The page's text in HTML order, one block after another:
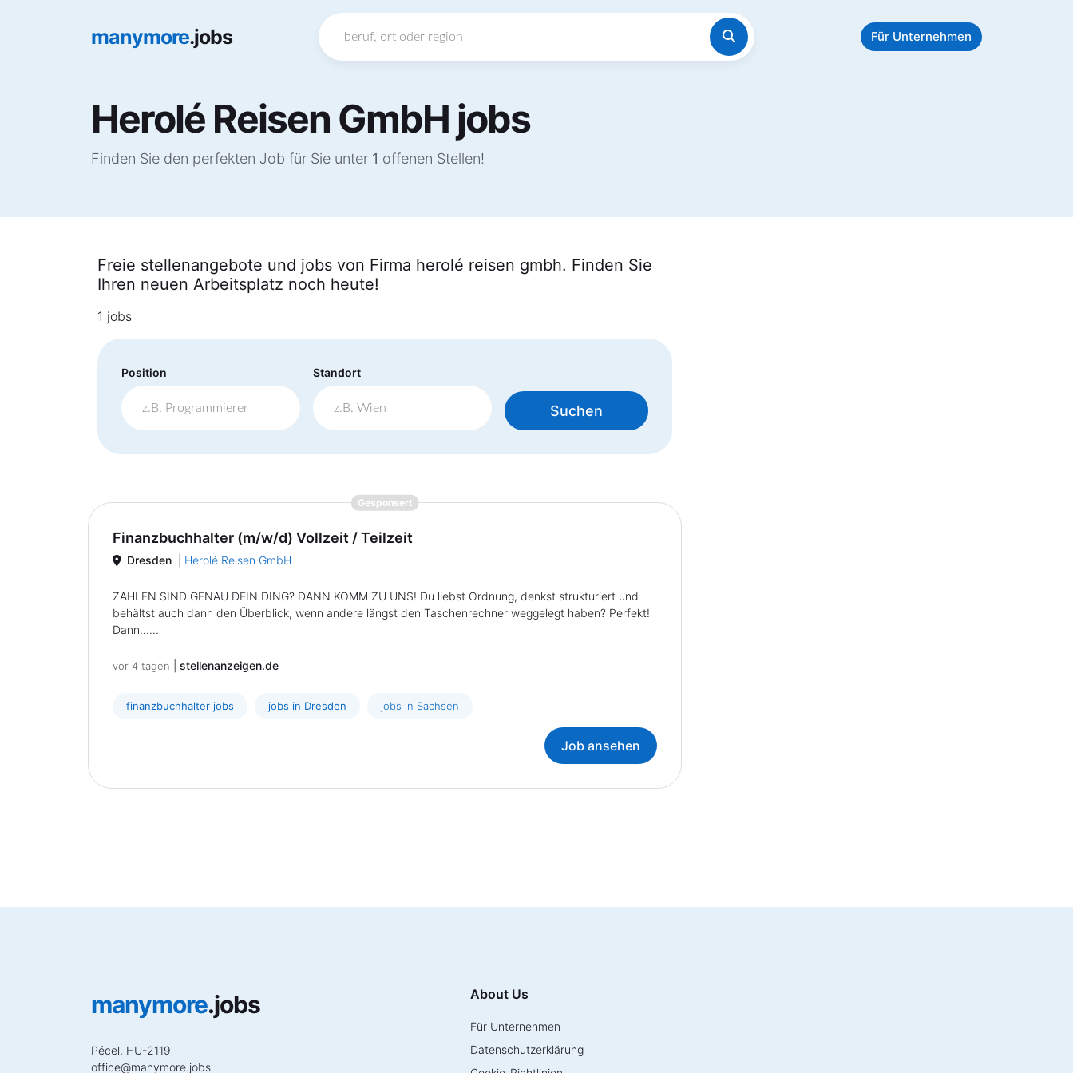
manymore.jobs Für Unternehmen
Herolé Reisen GmbH jobs
Finden Sie den perfekten Job für Sie unter 1 offenen Stellen!
Freie stellenangebote und jobs von Firma herolé reisen gmbh. Finden Sie
Ihren neuen Arbeitsplatz noch heute!
1 jobs
Position Standort
Suchen
Gesponsert{prompt.job}
Finanzbuchhalter (m/w/d) Vollzeit / Teilzeit
Dresden Herolé Reisen GmbH
ZAHLEN SIND GENAU DEIN DING? DANN KOMM ZU UNS! Du liebst Ordnung, denkst strukturiert und
behältst auch dann den Überblick, wenn andere längst den Taschenrechner weggelegt haben? Perfekt!
Dann......
vor 4 tagen stellenanzeigen.de
finanzbuchhalter jobs jobs in Dresden jobs in Sachsen
Job ansehen
manymore.jobs
Pécel, HU-2119
office@manymore.jobs
About Us
Für Unternehmen
Datenschutzerklärung